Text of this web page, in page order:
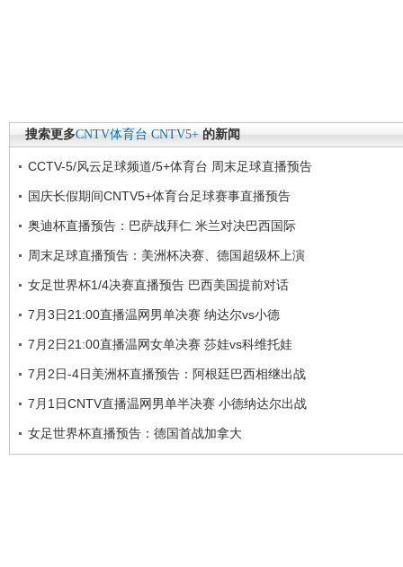
搜索更多CNTV体育台 CNTV5+ 的新闻
CCTV-5/风云足球频道/5+体育台 周末足球直播预告
国庆长假期间CNTV5+体育台足球赛事直播预告
奥迪杯直播预告：巴萨战拜仁 米兰对决巴西国际
周末足球直播预告：美洲杯决赛、德国超级杯上演
女足世界杯1/4决赛直播预告 巴西美国提前对话
7月3日21:00直播温网男单决赛 纳达尔vs小德
7月2日21:00直播温网女单决赛 莎娃vs科维托娃
7月2日-4日美洲杯直播预告：阿根廷巴西相继出战
7月1日CNTV直播温网男单半决赛 小德纳达尔出战
女足世界杯直播预告：德国首战加拿大